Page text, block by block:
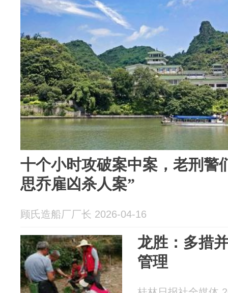
十个小时攻破案中案，老刑警
思乔雇凶杀人案”
顾氏造船厂厂长 2026-04-16
龙胜：多措
管理